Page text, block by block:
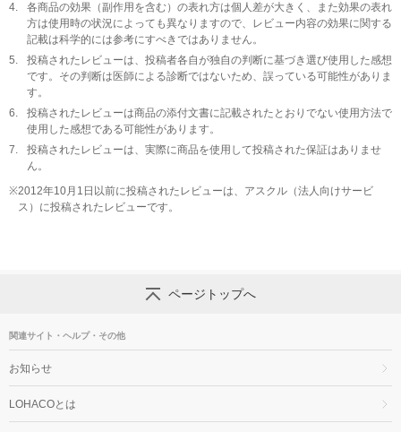
4.
各商品の効果（副作用を含む）の表れ方は個人差が大きく、また効果の表れ
方は使用時の状況によっても異なりますので、レビュー内容の効果に関する
記載は科学的には参考にすべきではありません。
5.
投稿されたレビューは、投稿者各自が独自の判断に基づき選び使用した感想
です。その判断は医師による診断ではないため、誤っている可能性がありま
す。
6.
投稿されたレビューは商品の添付文書に記載されたとおりでない使用方法で
使用した感想である可能性があります。
7.
投稿されたレビューは、実際に商品を使用して投稿された保証はありませ
ん。
※2012年10月1日以前に投稿されたレビューは、アスクル（法人向けサービ
ス）に投稿されたレビューです。
ページトップへ
関連サイト・ヘルプ・その他
お知らせ
LOHACOとは